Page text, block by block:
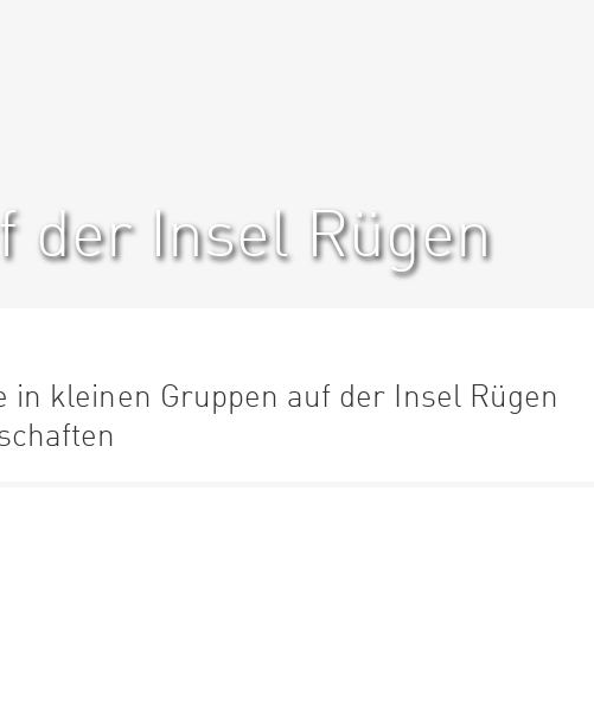
der Insel Rügen
in kleinen Gruppen auf der Insel Rügen